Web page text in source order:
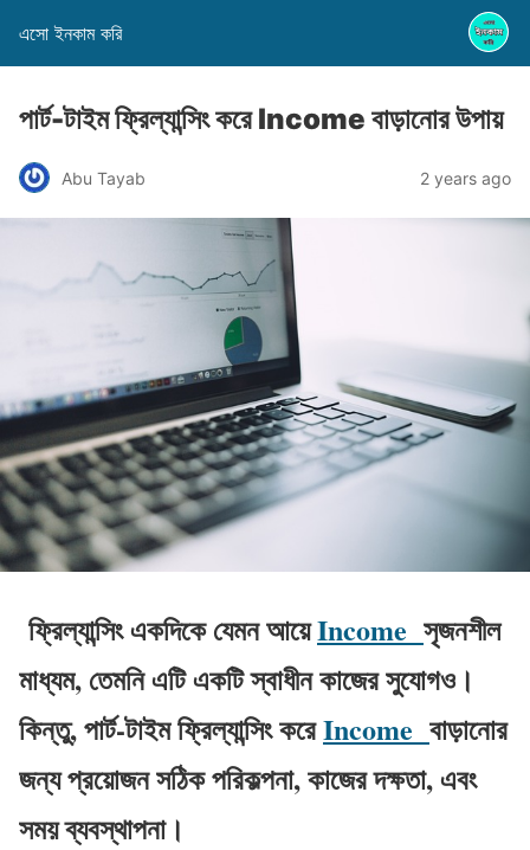
এসো ইনকাম করি
পার্ট-টাইম ফ্রিল্যান্সিং করে Income বাড়ানোর উপায়
Abu Tayab 2 years ago
ফ্রিল্যান্সিং একদিকে যেমন আয়েIncome সৃজনশীল
মাধ্যম, তেমনি এটি একটি স্বাধীন কাজের সুযোগও।
কিন্তু, পার্ট-টাইম ফ্রিল্যান্সিং করেIncome বাড়ানোর
জন্য প্রয়োজন সঠিক পরিকল্পনা, কাজের দক্ষতা, এবং
সময় ব্যবস্থাপনা।